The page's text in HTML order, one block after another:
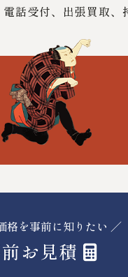
話受付、出張買取、
格を事前に知りたい ／
お見積